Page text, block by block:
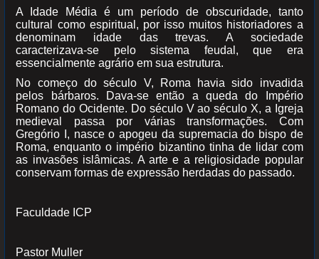
A Idade Média é um período de obscuridade, tanto
cultural como espiritual, por isso muitos historiadores a
denominam idade das trevas. A sociedade
caracterizava-se pelo sistema feudal, que era
essencialmente agrário em sua estrutura.
No começo do século V, Roma havia sido invadida
pelos bárbaros. Dava-se então a queda do Império
Romano do Ocidente. Do século V ao século X, a Igreja
medieval passa por várias transformações. Com
Gregório I, nasce o apogeu da supremacia do bispo de
Roma, enquanto o império bizantino tinha de lidar com
as invasões islâmicas. A arte e a religiosidade popular
conservam formas de expressão herdadas do passado.
Faculdade ICP
Pastor Muller